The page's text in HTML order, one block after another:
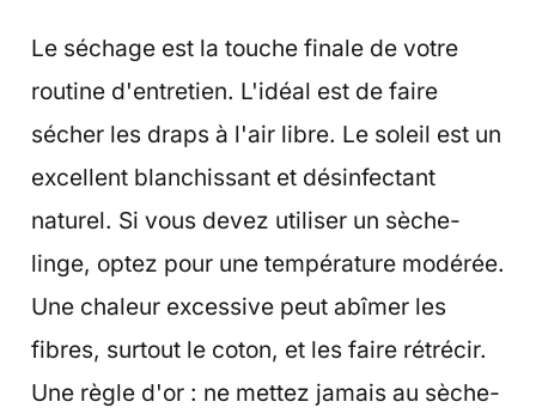
Le séchage est la touche finale de votre
routine d'entretien. L'idéal est de faire
sécher les draps à l'air libre. Le soleil est un
excellent blanchissant et désinfectant
naturel. Si vous devez utiliser un sèche-
linge, optez pour une température modérée.
Une chaleur excessive peut abîmer les
fibres, surtout le coton, et les faire rétrécir.
Une règle d'or : ne mettez jamais au sèche-